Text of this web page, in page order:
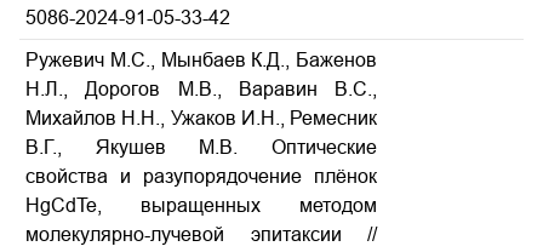
5086-2024-91-05-33-42
Ружевич М.С., Мынбаев К.Д., Баженов
Н.Л., Дорогов М.В., Варавин В.С.,
Михайлов Н.Н., Ужаков И.Н., Ремесник
В.Г., Якушев М.В. Оптические
свойства и разупорядочение плёнок
HgCdTe, выращенных методом
молекулярно-лучевой эпитаксии //